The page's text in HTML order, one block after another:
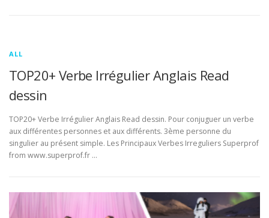
ALL
TOP20+ Verbe Irrégulier Anglais Read
dessin
TOP20+ Verbe Irrégulier Anglais Read dessin. Pour conjuguer un verbe
aux différentes personnes et aux différents. 3ème personne du
singulier au présent simple. Les Principaux Verbes Irreguliers Superprof
from www.superprof.fr …